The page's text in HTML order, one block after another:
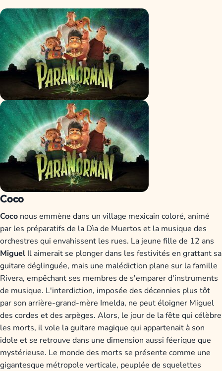
Coco
Coco nous emmène dans un village mexicain coloré, animé
par les préparatifs de la Dìa de Muertos et la musique des
orchestres qui envahissent les rues. La jeune fille de 12 ans
Miguel Il aimerait se plonger dans les festivités en grattant sa
guitare déglinguée, mais une malédiction plane sur la famille
Rivera, empêchant ses membres de s'emparer d'instruments
de musique. L'interdiction, imposée des décennies plus tôt
par son arrière-grand-mère Imelda, ne peut éloigner Miguel
des cordes et des arpèges. Alors, le jour de la fête qui célèbre
les morts, il vole la guitare magique qui appartenait à son
idole et se retrouve dans une dimension aussi féerique que
mystérieuse. Le monde des morts se présente comme une
gigantesque métropole verticale, peuplée de squelettes